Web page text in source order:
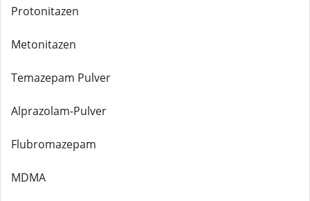
Protonitazen
Metonitazen
Temazepam Pulver
Alprazolam-Pulver
Flubromazepam
MDMA